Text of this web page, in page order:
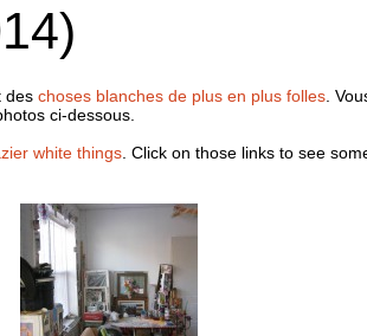
choses blanches de plus en plus folles.
ci-dessous.
white things. Click on those links to see